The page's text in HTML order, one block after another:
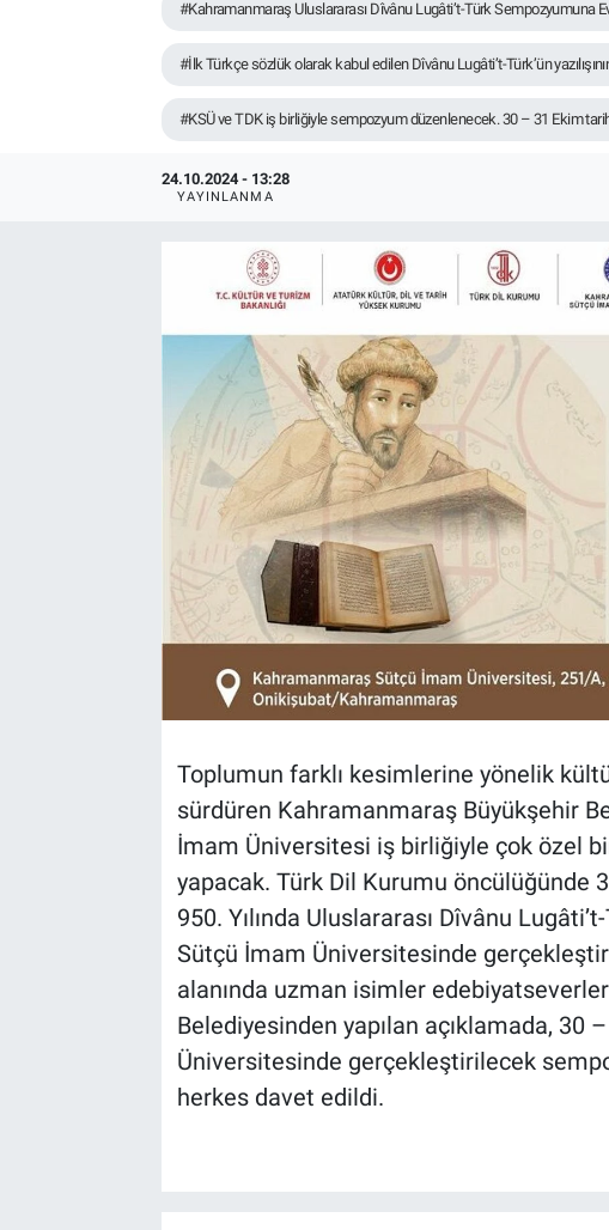
#Kahramanmaraş Uluslararası Dîvânu Lugâti’t-Türk Sempozyumuna
#İlk Türkçe sözlük olarak kabul edilen Dîvânu Lugâti’t-Türk’ün
#KSÜ ve TDK iş birliğiyle sempozyum düzenlenecek. 30 – 31 Ekim
24.10.2024 - 13:28
YAYINLANMA
Toplumun farklı kesimlerine yönelik
sürdüren Kahramanmaraş Büyükşehir
İmam Üniversitesi iş birliğiyle çok özel
yapacak. Türk Dil Kurumu öncülüğünde
950. Yılında Uluslararası Dîvânu
Sütçü İmam Üniversitesinde
alanında uzman isimler
Belediyesinden yapılan açıklamada,
Üniversitesinde gerçekleştirilecek
herkes davet edildi.
HABERDE İNSAN
BİLİM VE TEKNOLOJİ